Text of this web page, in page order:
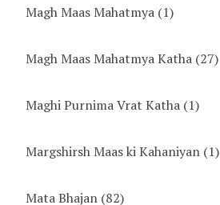
Magh Maas Mahatmya (1)
Magh Maas Mahatmya Katha (27)
Maghi Purnima Vrat Katha (1)
Margshirsh Maas ki Kahaniyan (1)
Mata Bhajan (82)